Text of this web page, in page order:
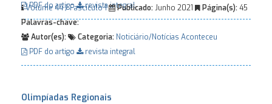
PDF do artigo
revista integral
Volume 44 / Fascículo 1 Publicado:Junho 2021 Página(s):45
Palavras-chave:
Autor(es):
Categoria: Noticiário/Notícias Aconteceu
PDF do artigo
revista integral
Olimpíadas Regionais